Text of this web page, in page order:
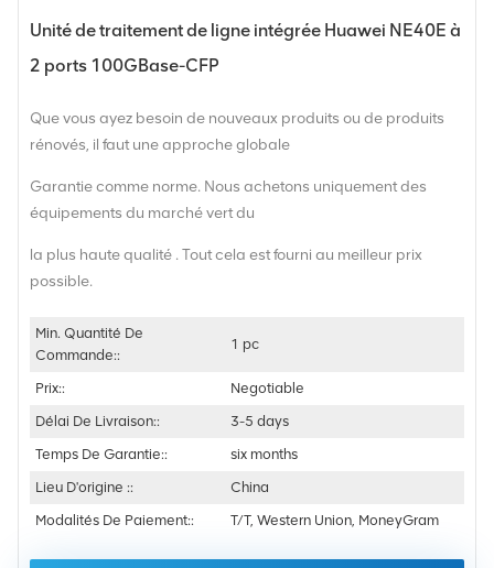
Unité de traitement de ligne intégrée Huawei NE40E à
2 ports 100GBase-CFP
Que vous ayez besoin de nouveaux produits ou de produits
rénovés, il faut une approche globale
Garantie comme norme. Nous achetons uniquement des
équipements du marché vert du
la plus haute qualité . Tout cela est fourni au meilleur prix
possible.
Min. Quantité De
Commande::
1 pc
Prix::
Negotiable
Délai De Livraison::
3-5 days
Temps De Garantie::
six months
Lieu D'origine ::
China
Modalités De Paiement::
T/T, Western Union, MoneyGram